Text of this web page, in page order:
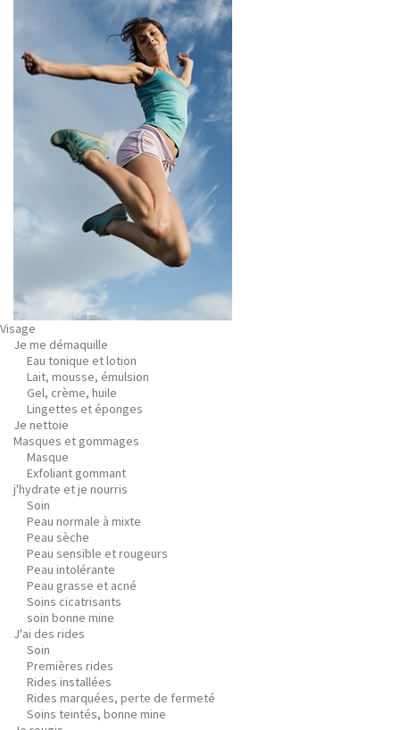
Visage
Je me démaquille
Eau tonique et lotion
Lait, mousse, émulsion
Gel, crème, huile
Lingettes et éponges
Je nettoie
Masques et gommages
Masque
Exfoliant gommant
j'hydrate et je nourris
Soin
Peau normale à mixte
Peau sèche
Peau sensible et rougeurs
Peau intolérante
Peau grasse et acné
Soins cicatrisants
soin bonne mine
J'ai des rides
Soin
Premières rides
Rides installées
Rides marquées, perte de fermeté
Soins teintés, bonne mine